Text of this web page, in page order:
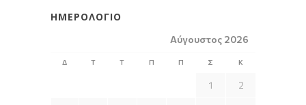
ΗΜΕΡΟΛΌΓΙΟ
Αύγουστος 2026
Δ Τ Τ Π Π Σ Κ
1 2